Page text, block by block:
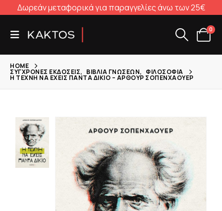
Δωρεάν μεταφορικά για παραγγελίες άνω των 25€
0
HOME
ΣΎΓΧΡΟΝΕΣ ΕΚΔΌΣΕΙΣ, ΒΙΒΛΊΑ ΓΝΏΣΕΩΝ, ΦΙΛΟΣΟΦΊΑ
Η ΤΈΧΝΗ ΝΑ ΈΧΕΙΣ ΠΆΝΤΑ ΔΊΚΙΟ – ΆΡΘΟΥΡ ΣΟΠΕΝΧΆΟΥΕΡ